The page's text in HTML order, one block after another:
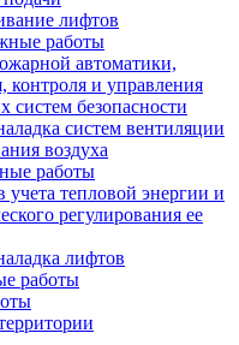
лифтов
работы
автоматики,
контроля и управления
систем безопасности
систем вентиляции
воздуха
работы
тепловой энергии и
регулирования ее
лифтов
работы